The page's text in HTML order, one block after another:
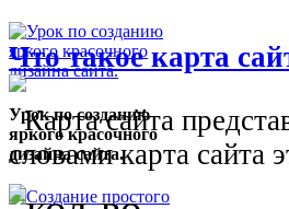
Урок по созданию
яркого красочного
дизайна сайта.
Что такое карта
Карта сайта
словами карта сайта